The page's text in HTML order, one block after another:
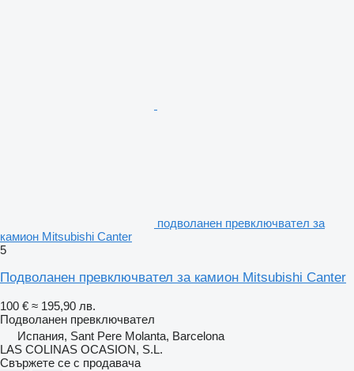
подволанен превключвател за
камион Mitsubishi Canter
5
Подволанен превключвател за камион Mitsubishi Canter
100 € ≈ 195,90 лв.
Подволанен превключвател
Испания, Sant Pere Molanta, Barcelona
LAS COLINAS OCASION, S.L.
Свържете се с продавача